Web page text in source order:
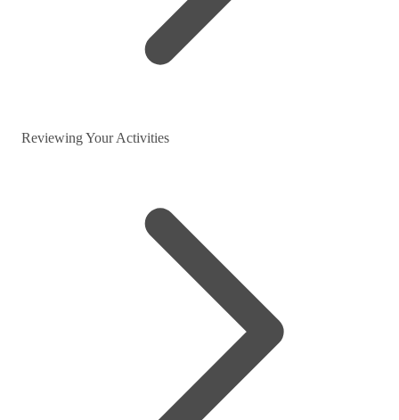
Reviewing Your Activities